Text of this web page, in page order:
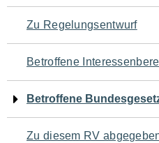
den
Seiteninhalt
Zu Regelungsentwurf
Betroffene
Betroffene
Zu diesem RV